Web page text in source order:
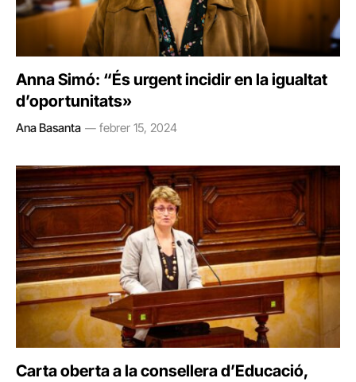
Anna Simó: “És urgent incidir en la igualtat
d’oportunitats»
Ana Basanta febrer 15, 2024
Carta oberta a la consellera d’Educació,